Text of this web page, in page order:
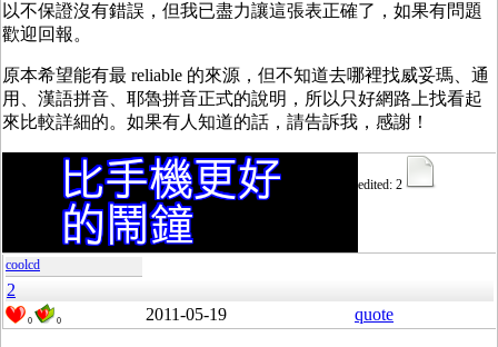
以不保證沒有錯誤，但我已盡力讓這張表正確了，如果有問題
歡迎回報。
原本希望能有最 reliable 的來源，但不知道去哪裡找威妥瑪、通
用、漢語拼音、耶魯拼音正式的說明，所以只好網路上找看起
來比較詳細的。如果有人知道的話，請告訴我，感謝！
edited: 2
coolcd
2
0 0 2011-05-19 quote